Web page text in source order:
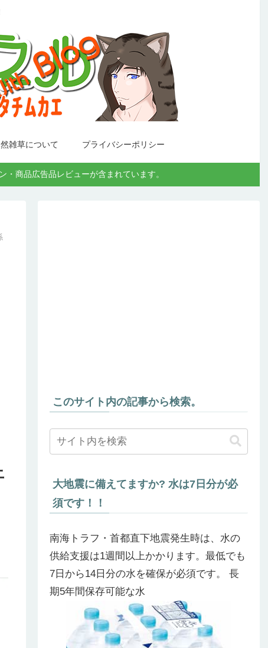
雑草について プライバシーポリシー
・商品広告品レビューが含まれています。
このサイト内の記事から検索。
大地震に備えてますか? 水は7日分が必
須です！！
南海トラフ・首都直下地震発生時は、水の
供給支援は1週間以上かかります。最低でも
7日から14日分の水を確保が必須です。 長
期5年間保存可能な水